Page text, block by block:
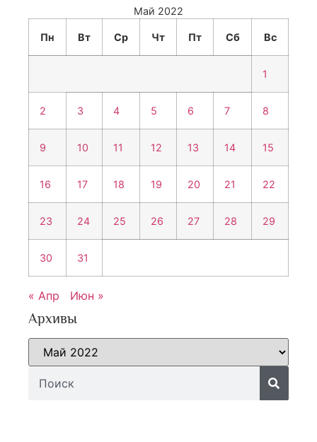
Май 2022
Пн Вт Ср Чт Пт Сб Вс
1
2 3 4 5 6 7 8
9 10 11 12 13 14 15
16 17 18 19 20 21 22
23 24 25 26 27 28 29
30 31
« Апр Июн »
Архивы